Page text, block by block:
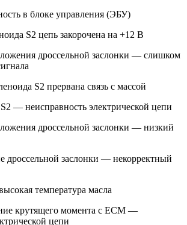
в блоке управления (ЭБУ)
S2 цепь закорочена на +12 В
дроссельной заслонки — слишком
S2 прервана связь с массой
— неисправность электрической цепи
дроссельной заслонки — низкий
заслонки — некорректный
температура масла
крутящего момента с ЕСМ —
цепи